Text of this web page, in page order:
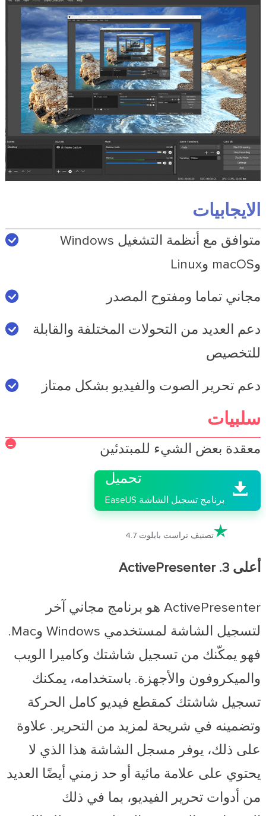
الايجابيات
متوافق مع أنظمة التشغيل Windows
وmacOS وLinux
مجاني تماما ومفتوح المصدر
دعم العديد من التحولات المختلفة والقابلة
للتخصيص
دعم تحرير الصوت والفيديو بشكل ممتاز
سلبيات
معقدة بعض الشيء للمبتدئين


تحميل
برنامج تسجيل الشاشة EaseUS
تصنيف تراست بايلوت 4.7
أعلى 3. ActivePresenter
ActivePresenter هو برنامج مجاني آخر
لتسجيل الشاشة لمستخدمي Windows وMac.
فهو يمكّنك من تسجيل شاشتك وكاميرا الويب
والميكروفون والأجهزة. باستخدامه، يمكنك
تسجيل شاشتك كمقطع فيديو كامل الحركة
وتضمينه في شريحة لمزيد من التحرير. علاوة
على ذلك، يوفر مسجل الشاشة هذا الذي لا
يحتوي على علامة مائية أو حد زمني أيضًا العديد
من أدوات تحرير الفيديو، بما في ذلك